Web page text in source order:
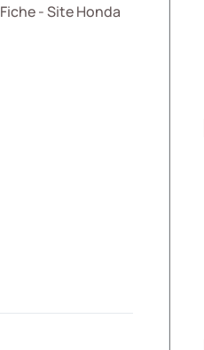
Fiche - Site Honda